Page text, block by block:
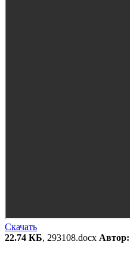
Скачать
22.74 КБ, 293108.docx Автор: